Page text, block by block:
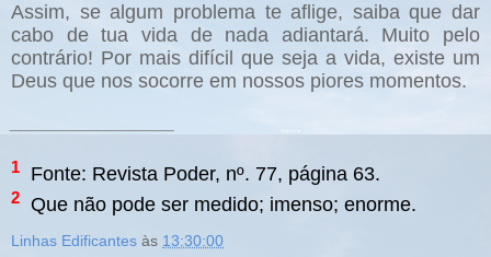
Assim, se algum problema te aflige, saiba que dar
cabo de tua vida de nada adiantará. Muito pelo
contrário! Por mais difícil que seja a vida, existe um
Deus que nos socorre em nossos piores momentos.
1 Fonte: Revista Poder, nº. 77, página 63.
2 Que não pode ser medido; imenso; enorme.
Linhas Edificantes às 13:30:00